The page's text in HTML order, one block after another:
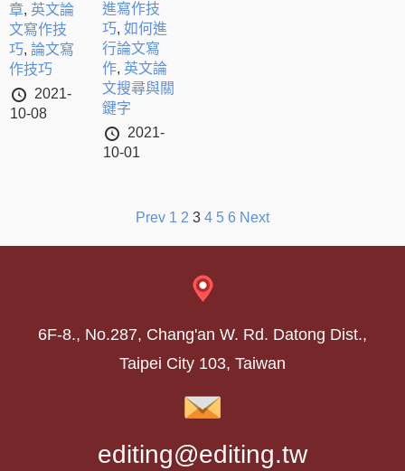
章, 英文論
文寫作技
巧, 論文寫
作技巧
2021-
10-08
進寫作技
巧,如何進
行論文寫
作,英文論
文搜尋與關
鍵字
2021-
10-01
分
Prev 1 2 3 4 5 6 Next
6F-8., No.287, Chang'an W. Rd. Datong Dist.,
Taipei City 103, Taiwan
editing@editing.tw